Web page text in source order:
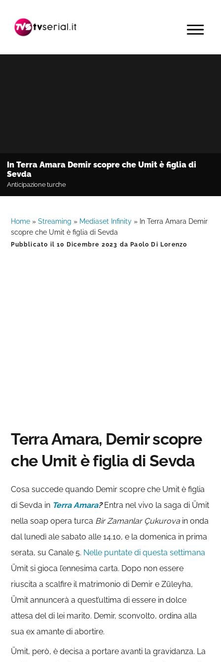
navigazione
contenuto
barra
primaria
MENU
In Terra Amara Demir scopre che Umit è figlia di
Sevda
Anticipazione turche
Home »Streaming » Mediaset Infinity » In Terra Amara Demir
scopre che Umit è figlia di Sevda
Pubblicato il10 Dicembre 2023 da Paolo Di Lorenzo
Terra Amara, Demir scopre
che Umit è figlia di Sevda
Cosa succede quando Demir scopre che Umit è figlia
di Sevda in Terra Amara?Entra nel vivo la saga di Ümit
nella soap opera turca Bir Zamanlar Çukurova in onda
dal lunedì ale sabato alle 14.10, e la domenica in prima
serata, su Canale 5. Nelle puntate di questa settimana
Ümit si gioca l’ennesima carta. Dopo non essere
riuscita a scalfire il matrimonio di Demir e Züleyha,
Ümit annuncerà a quest’ultima di essere in dolce
attesa del di lei marito. Demir, sconvolto, ordina alla
sua ex amante di abortire.
Ümit, però, è decisa a portare avanti la gravidanza. La